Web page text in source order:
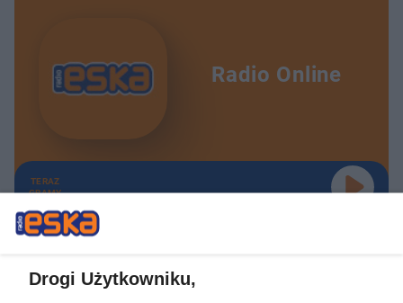
Radio Online
TERAZ
GRAMY
Drogi Użytkowniku,